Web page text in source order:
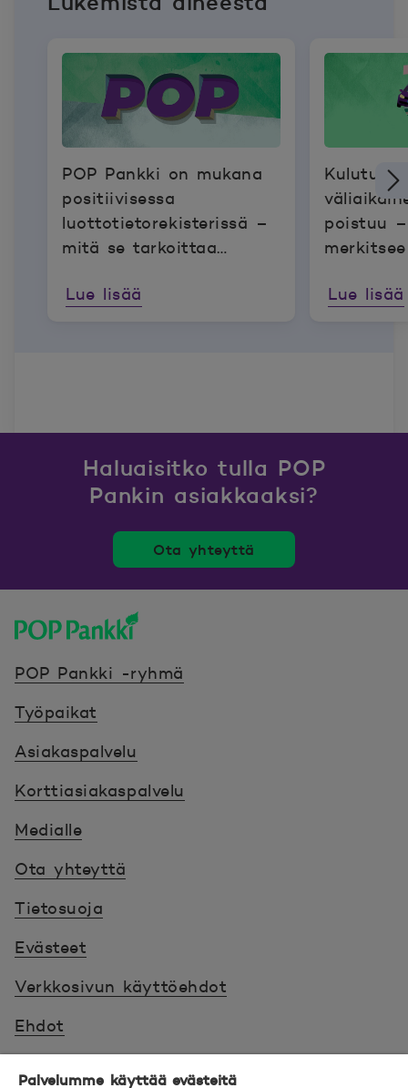
POP Pankki on mukana
positiivisessa
luottotietorekisterissä –
mitä se tarkoittaa
Lue lisää
poistuu
Lue lisää
Haluaisitko tulla POP
Pankin asiakkaaksi?
Ota yhteyttä
POP Pankki -ryhmä
Työpaikat
Asiakaspalvelu
Korttiasiakaspalvelu
Medialle
Ota yhteyttä
Tietosuoja
Evästeet
Verkkosivun käyttöehdot
Ehdot
Palvelumme käyttää evästeitä